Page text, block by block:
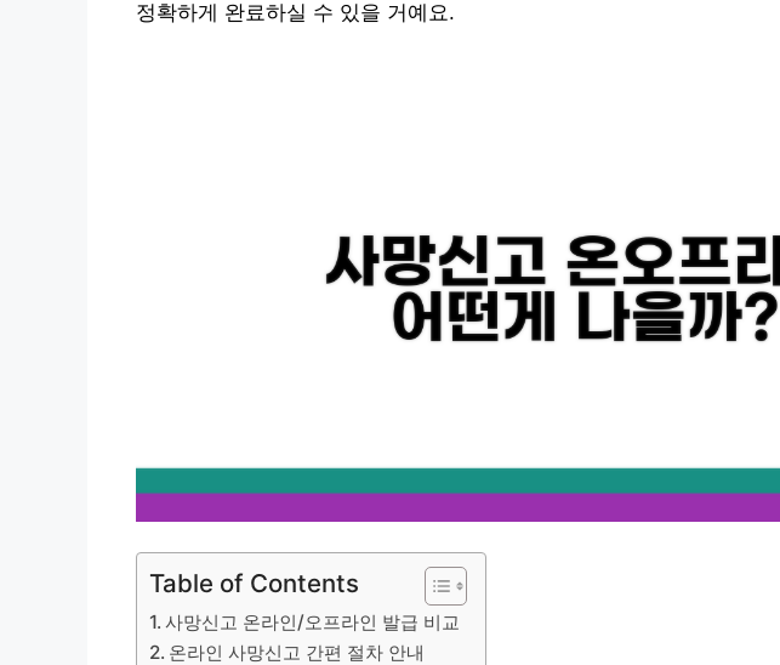
정확하게 완료하실 수 있을 거예요.
Table of Contents
사망신고 온라인/오프라인 발급 비교
온라인 사망신고 간편 절차 안내